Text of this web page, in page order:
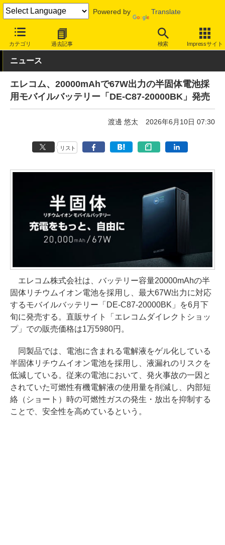
Powered by Translate
カテゴリ 過去記事 検索 Impressサイト
INTERNET Watch ハードウェア
ニュース
エレコム、20000mAhで67W出力の半固体電池採
用モバイルバッテリー「DE-C87-20000BK」発売
渡邊 悠太 2026年6月10日 07:30
リスト
エレコム株式会社は、バッテリー容量20000mAhの半
固体リチウムイオン電池を採用し、最大67W出力に対応
するモバイルバッテリー「DE-C87-20000BK」を6月下
旬に発売する。直販サイト「エレコムダイレクトショッ
プ」での販売価格は1万5980円。
同製品では、電池に含まれる電解液をゲル化している
半固体リチウムイオン電池を採用し、液漏れのリスクを
低減している。従来の電池において、発火事故の一因と
されていた可燃性有機電解液の使用量を削減し、内部短
絡（ショート）時の可燃性ガスの発生・放出を抑制する
ことで、安全性を高めているという。